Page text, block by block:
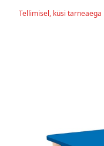
Tellimisel, küsi tarneaega